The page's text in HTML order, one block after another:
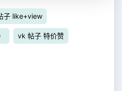
子 like+view
vk 帖子 特价赞